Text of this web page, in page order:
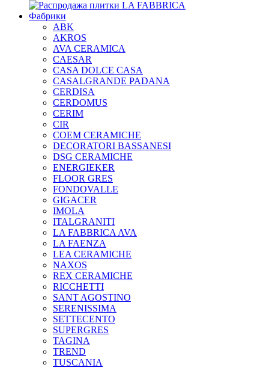
Фабрики
ABK
AKROS
AVA CERAMICA
CAESAR
CASA DOLCE CASA
CASALGRANDE PADANA
CERDISA
CERDOMUS
CERIM
CIR
COEM CERAMICHE
DECORATORI BASSANESI
DSG CERAMICHE
ENERGIEKER
FLOOR GRES
FONDOVALLE
GIGACER
IMOLA
ITALGRANITI
LA FABBRICA AVA
LA FAENZA
LEA CERAMICHE
NAXOS
REX CERAMICHE
RICCHETTI
SANT AGOSTINO
SERENISSIMA
SETTECENTO
SUPERGRES
TAGINA
TREND
TUSCANIA